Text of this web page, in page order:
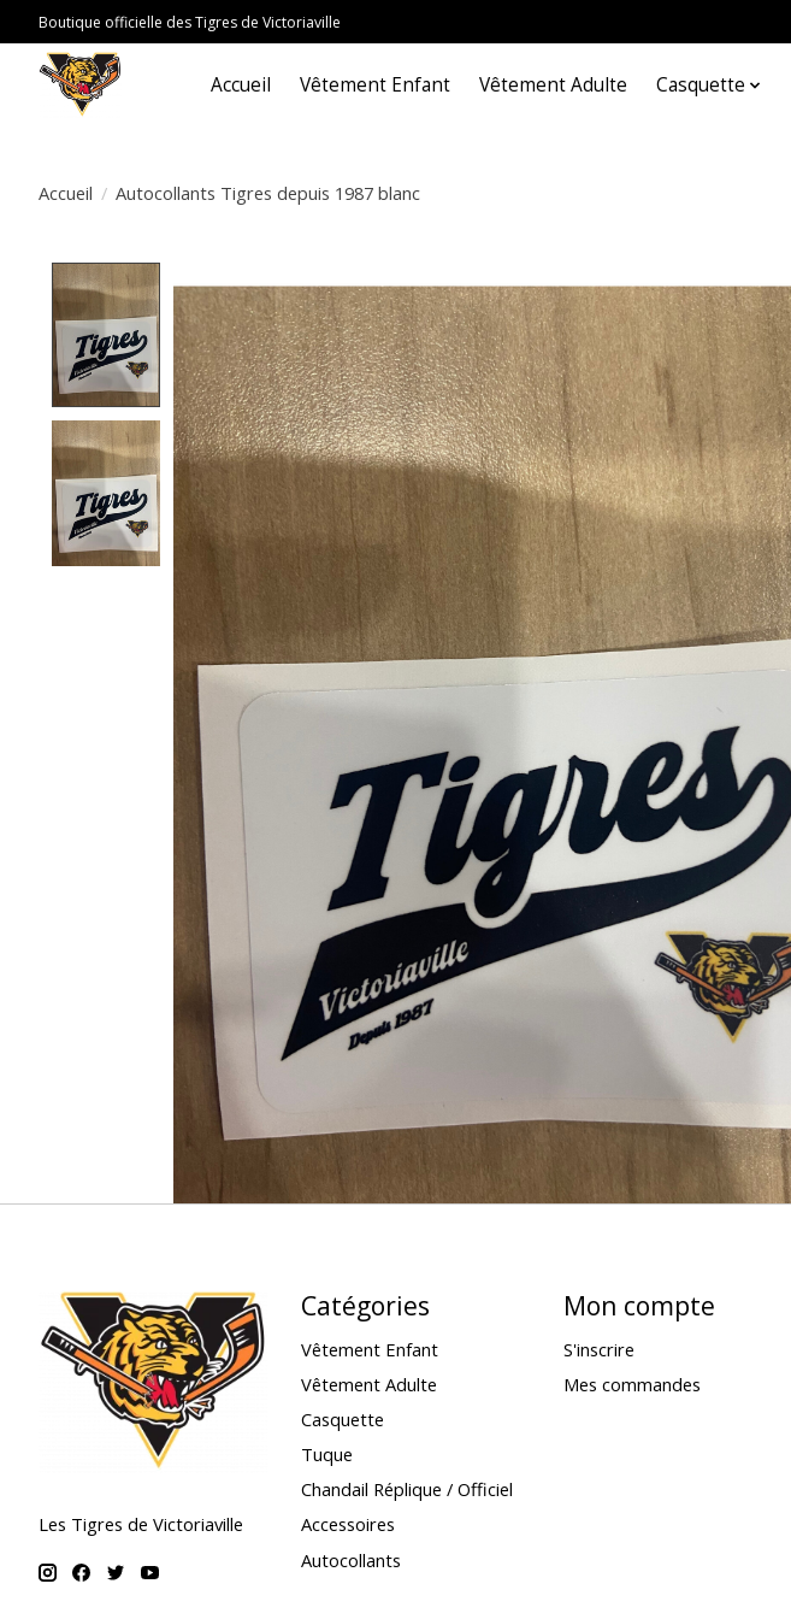
Boutique officielle des Tigres de Victoriaville
Accueil Vêtement Enfant Vêtement Adulte Casquette
Accueil / Autocollants Tigres depuis 1987 blanc
Les Tigres de Victoriaville
Catégories
Vêtement Enfant
Vêtement Adulte
Casquette
Tuque
Chandail Réplique / Officiel
Accessoires
Autocollants
Mon compte
S'inscrire
Mes commandes